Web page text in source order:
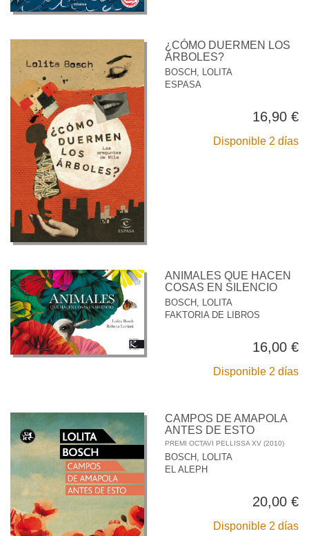
¿CÓMO DUERMEN LOS
ÁRBOLES?
BOSCH, LOLITA
ESPASA
16,90 €
Disponible 2 días
ANIMALES QUE HACEN
COSAS EN SILENCIO
BOSCH, LOLITA
FAKTORIA DE LIBROS
16,00 €
Disponible 2 días
CAMPOS DE AMAPOLA
ANTES DE ESTO
PREMI OCTAVI PELLISSA XV (2010)
BOSCH, LOLITA
EL ALEPH
20,00 €
Disponible 2 días